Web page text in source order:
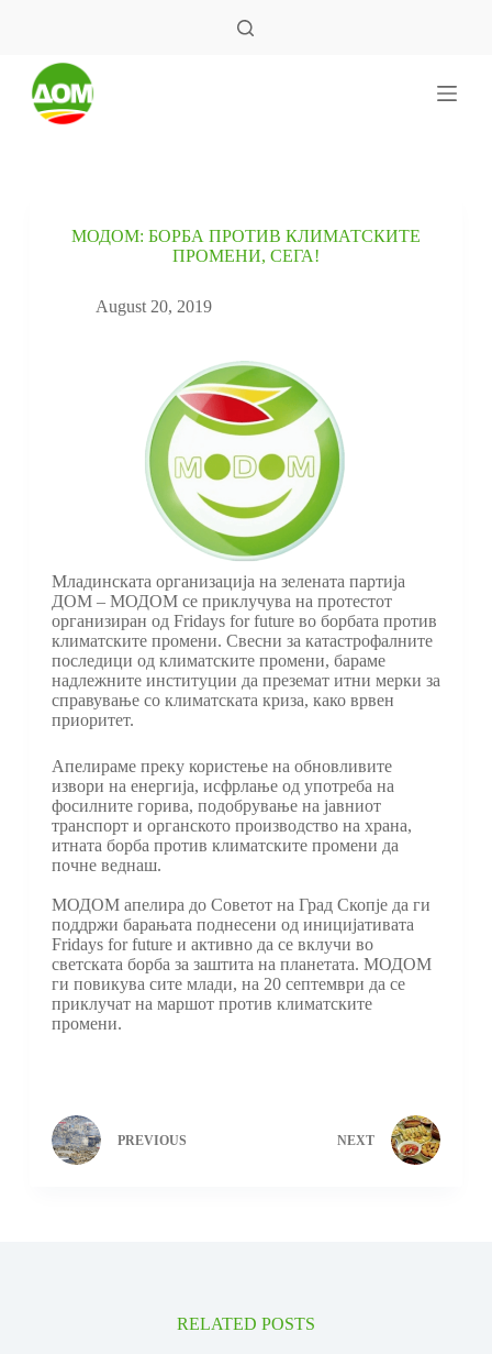
MОДОМ: БОРБА ПРОТИВ КЛИМАТСКИТЕ
ПРОМЕНИ, СЕГА!
August 20, 2019
Младинската организација на зелената партија
ДОМ – МОДОМ се приклучува на протестот
организиран од Fridays for future во борбата против
климатските промени. Свесни за катастрофалните
последици од климатските промени, бараме
надлежните институции да преземат итни мерки за
справување со климатската криза, како врвен
приоритет.
Апелираме преку користење на обновливите
извори на енергија, исфрлање од употреба на
фосилните горива, подобрување на јавниот
транспорт и органското производство на храна,
итната борба против климатските промени да
почне веднаш.
МОДОМ апелира до Советот на Град Скопје да ги
поддржи барањата поднесени од иницијативата
Fridays for future и активно да се вклучи во
светската борба за заштита на планетата. МОДОМ
ги повикува сите млади, на 20 септември да се
приклучат на маршот против климатските
промени.
PREVIOUS NEXT
RELATED POSTS